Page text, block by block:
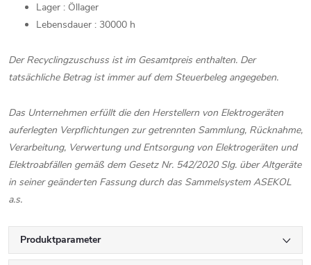
Lager : Öllager
Lebensdauer : 30000 h
Der Recyclingzuschuss ist im Gesamtpreis enthalten. Der
tatsächliche Betrag ist immer auf dem Steuerbeleg angegeben.
Das Unternehmen erfüllt die den Herstellern von Elektrogeräten
auferlegten Verpflichtungen zur getrennten Sammlung, Rücknahme,
Verarbeitung, Verwertung und Entsorgung von Elektrogeräten und
Elektroabfällen gemäß dem Gesetz Nr. 542/2020 Slg. über Altgeräte
in seiner geänderten Fassung durch das Sammelsystem ASEKOL
a.s.
Produktparameter